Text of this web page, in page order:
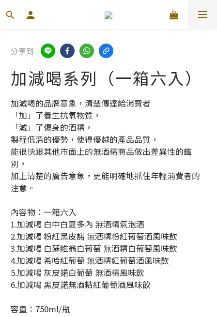
分享到
加減喝系列（一箱六入）
加減喝的品牌意象，清楚傳達給消費者
「加」了養生抗氧物質，
「減」了傷身的酒精，
製程低溫的優勢，使得優越的產品品質，
能很快跟其他市面上的無酒精商品做出差異性的鑑
別，
加上清楚的廣告意象，更能明確地抓住年輕消費者的
注意。
內容物：一箱六入
1.加減喝 白中白夏多內 無酒精氣泡酒
2.加減喝 粉紅黑皮諾 無酒精粉紅葡萄酒風味飲
3.加減喝 白蘇維翁白葡萄 無酒精白葡萄風味飲
4.加減喝 希哈紅葡萄 無酒精紅葡萄酒風味飲
5.加減喝 灰皮諾白葡萄 無酒精風味飲
6.加減喝 黑皮諾無酒精紅葡萄酒風味飲
容量：750ml/瓶